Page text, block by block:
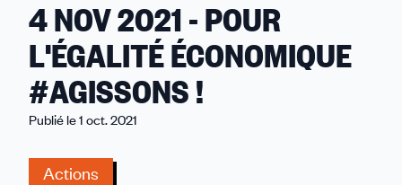
êtes
ici
NOV
2021
-
4 NOV 2021 - POUR
L'ÉGALITÉ ÉCONOMIQUE
#AGISSONS !
Publié le 1 oct. 2021
Actions